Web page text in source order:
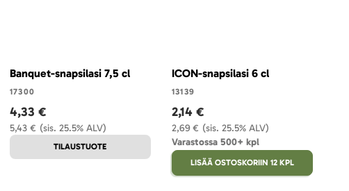
Banquet-snapsilasi 7,5 cl
17300
(sis. 25.5% ALV)
5,43 €
4,33 €
TILAUSTUOTE
ICON-snapsilasi 6 cl
13139
(sis. 25.5% ALV)
2,69 €
2,14 €
Varastossa 500+ kpl
LISÄÄ OSTOSKORIIN 12 KPL